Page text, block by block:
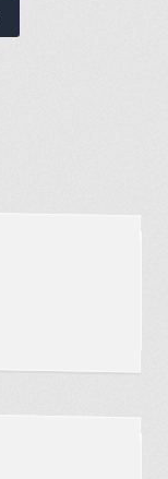
product
productpagina